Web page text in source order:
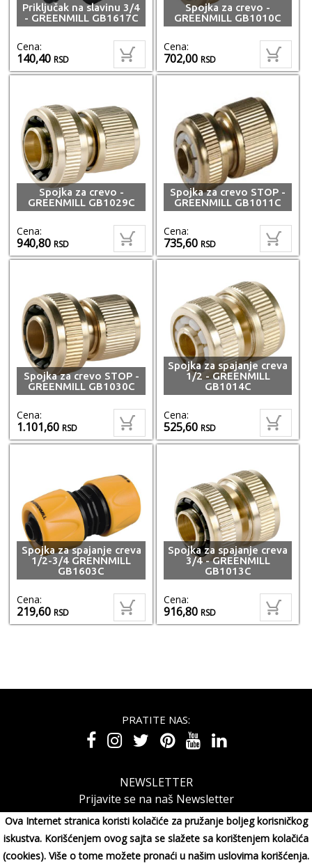
Ova Internet stranica koristi kolačiće za pružanje boljeg korisničkog
iskustva. Korišćenjem ovog sajta se slažete sa korištenjem kolačića
(cookies). Više o tome možete pronaći u našim uslovima korišćenja.
Priključak na slavinu 3/4
- GREENMILL GB1617C
Cena:
140,40RSD
Spojka za crevo -
GREENMILL GB1010C
Cena:
702,00RSD
Spojka za crevo -
GREENMILL GB1029C
Cena:
940,80RSD
Spojka za crevo STOP -
GREENMILL GB1011C
Cena:
735,60RSD
Spojka za crevo STOP -
GREENMILL GB1030C
Cena:
1.101,60RSD
Spojka za spajanje creva
1/2 - GREENMILL
GB1014C
Cena:
525,60RSD
Spojka za spajanje creva
1/2-3/4 GRENNMILL
GB1603C
Cena:
219,60RSD
Spojka za spajanje creva
3/4 - GREENMILL
GB1013C
Cena:
916,80RSD
PRATITE NAS:
NEWSLETTER
Prijavite se na naš Newsletter